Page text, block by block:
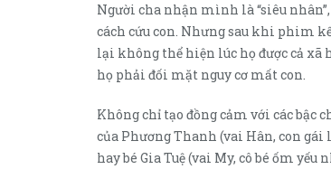
Người cha nhận mình là “siêu
cách cứu con. Nhưng sau khi phim
lại không thể hiện lúc họ được cả
họ phải đối mặt nguy cơ mất con.
Không chỉ tạo đồng cảm với các
của Phương Thanh (vai Hân, con
hay bé Gia Tuệ (vai My, cô bé ốm